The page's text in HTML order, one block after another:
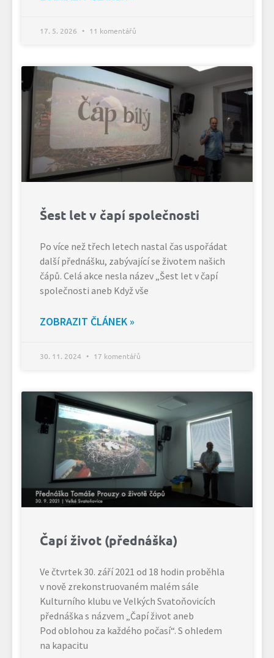
17. 5. 2026 11 komentářů
Šest let v čapí společnosti
Po více než třech letech nastal čas uspořádat
další přednášku, zabývající se životem našich
čápů. Celá akce nesla název „Šest let v čapí
společnosti aneb Když vše
ZOBRAZIT ČLÁNEK »
30. 11. 2024 17 komentářů
Čapí život (přednáška)
Ve čtvrtek 30. září 2021 od 18 hodin proběhla
v nově zrekonstruovaném malém sále
Kulturního klubu ve Velkých Svatoňovicích
přednáška s názvem „Čapí život aneb
Pod oblohou za každého počasí“. S ohledem
na kapacitu